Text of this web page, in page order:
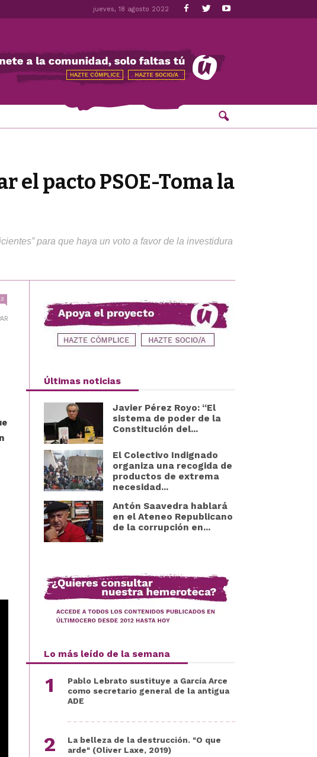
jueves, 18 agosto 2022
el pacto PSOE-Toma la
para que haya un voto a favor de la investidura
3
Últimas noticias
Javier Pérez Royo: “El
sistema de poder de la
Constitución del...
El Colectivo Indignado
organiza una recogida de
productos de extrema
necesidad...
Antón Saavedra hablará
en el Ateneo Republicano
de la corrupción en...
Lo más leído de la semana
Pablo Lebrato sustituye a García Arce
como secretario general de la antigua
ADE
La belleza de la destrucción. "O que
arde" (Oliver Laxe, 2019)